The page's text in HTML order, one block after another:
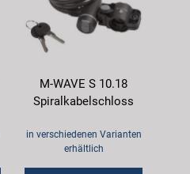
M-WAVE S 10.18
Spiralkabelschloss
in verschiedenen Varianten
erhältlich